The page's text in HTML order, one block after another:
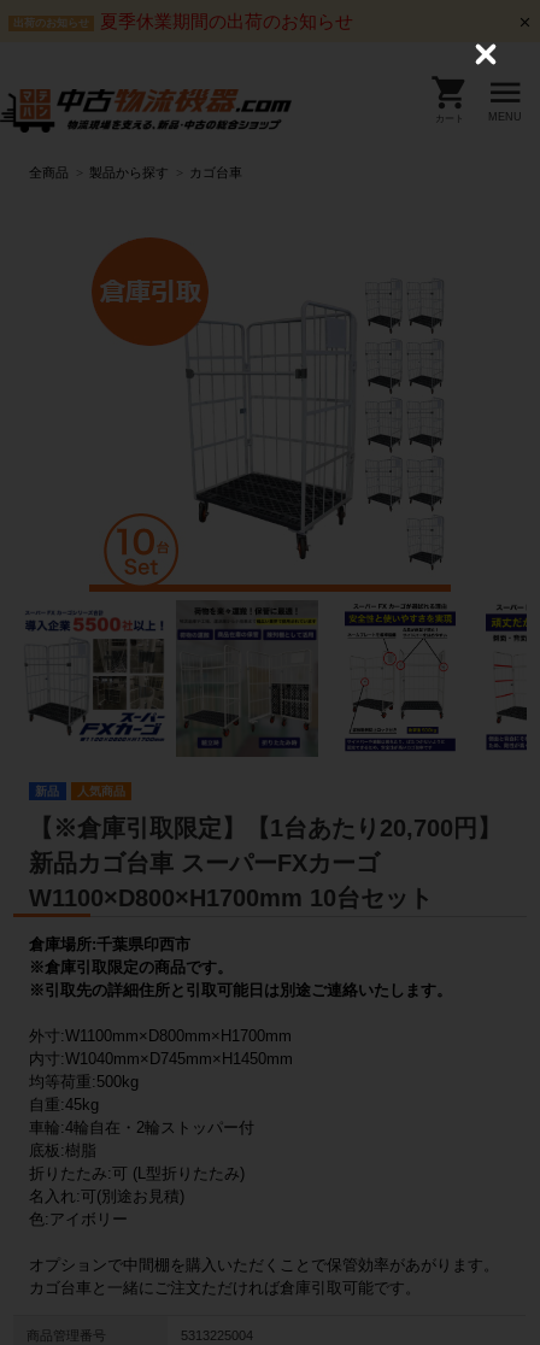
出荷のお知らせ 夏季休業期間の出荷のお知らせ
カート MENU
全商品 製品から探す カゴ台車
新品 人気商品
【※倉庫引取限定】【1台あたり20,700円】
新品カゴ台車 スーパーFXカーゴ
W1100×D800×H1700mm 10台セット
倉庫場所:千葉県印西市
※倉庫引取限定の商品です。
※引取先の詳細住所と引取可能日は別途ご連絡いたします。
外寸:W1100mm×D800mm×H1700mm
内寸:W1040mm×D745mm×H1450mm
均等荷重:500kg
自重:45kg
車輪:4輪自在・2輪ストッパー付
底板:樹脂
折りたたみ:可 (L型折りたたみ)
名入れ:可(別途お見積)
色:アイボリー
オプションで中間棚を購入いただくことで保管効率があがります。
カゴ台車と一緒にご注文ただければ倉庫引取可能です。
商品管理番号 5313225004
C
o
s